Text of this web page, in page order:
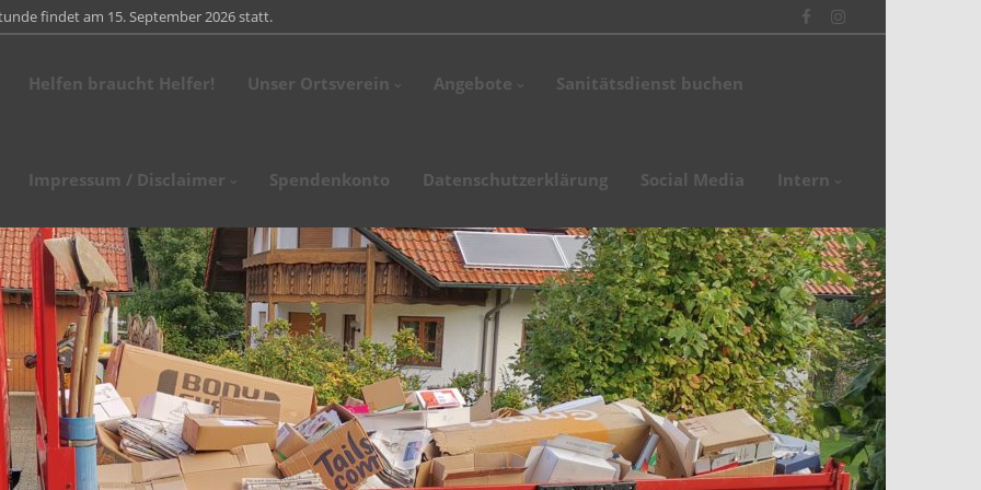
findet am 15. September 2026 statt.
und Ehrengäste des Kreisverbandes,…
FacebookInstagram
Helfen braucht Helfer! Unser Ortsverein Angebote Sanitätsdienst buchen
Impressum / Disclaimer Spendenkonto Datenschutzerklärung Social Media Intern